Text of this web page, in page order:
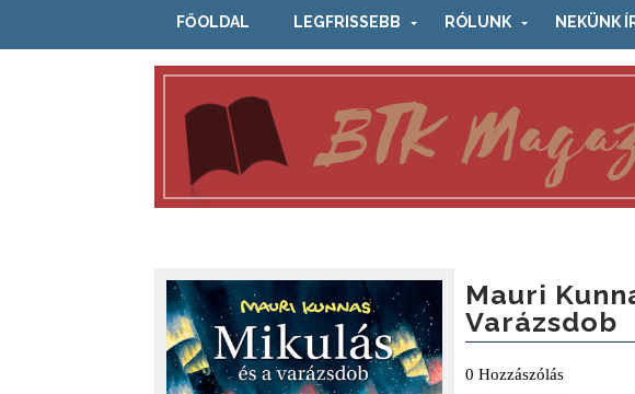
FŐOLDAL LEGFRISSEBB RÓLUNK NEKÜNK
Mauri
Varázsdob
0 Hozzászólás